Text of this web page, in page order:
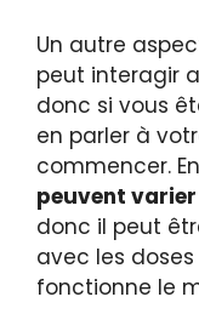
Un autre
peut interagir
donc si vous
en parler à
commencer.
peuvent varier
donc il peut
avec les
fonctionne le